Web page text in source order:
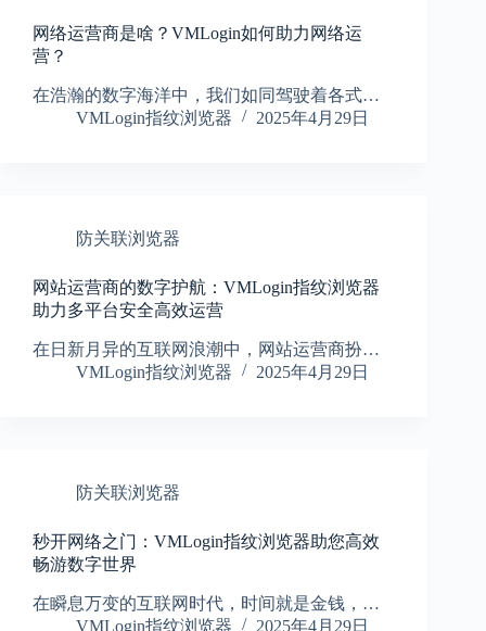
网络运营商是啥？VMLogin如何助力网络运
营？
在浩瀚的数字海洋中，我们如同驾驶着各式…
VMLogin指纹浏览器
2025年4月29日
防关联浏览器
网站运营商的数字护航：VMLogin指纹浏览器
助力多平台安全高效运营
在日新月异的互联网浪潮中，网站运营商扮…
VMLogin指纹浏览器
2025年4月29日
防关联浏览器
秒开网络之门：VMLogin指纹浏览器助您高效
畅游数字世界
在瞬息万变的互联网时代，时间就是金钱，…
VMLogin指纹浏览器
2025年4月29日